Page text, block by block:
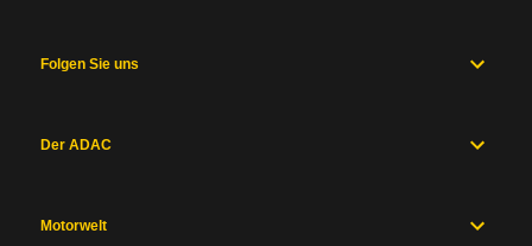
Folgen Sie uns
Der ADAC
Motorwelt